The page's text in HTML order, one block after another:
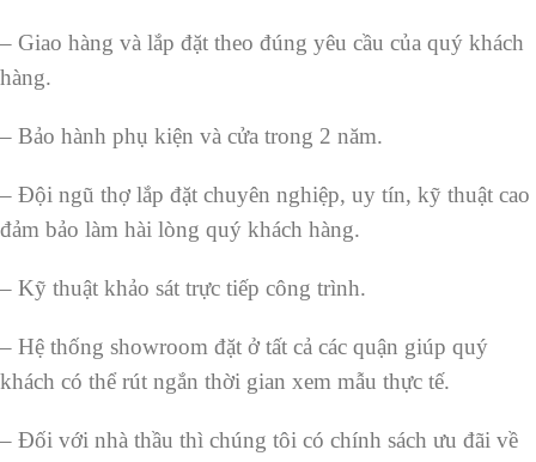
– Giao hàng và lắp đặt theo đúng yêu cầu của quý khách
hàng.
– Bảo hành phụ kiện và cửa trong 2 năm.
– Đội ngũ thợ lắp đặt chuyên nghiệp, uy tín, kỹ thuật cao
đảm bảo làm hài lòng quý khách hàng.
– Kỹ thuật khảo sát trực tiếp công trình.
– Hệ thống showroom đặt ở tất cả các quận giúp quý
khách có thể rút ngắn thời gian xem mẫu thực tế.
– Đối với nhà thầu thì chúng tôi có chính sách ưu đãi về